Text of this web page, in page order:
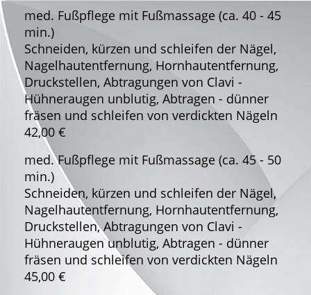
med. Fußpflege mit Fußmassage (ca. 40 - 45
min.)
Schneiden, kürzen und schleifen der Nägel,
Nagelhautentfernung, Hornhautentfernung,
Druckstellen, Abtragungen von Clavi -
Hühneraugen unblutig, Abtragen - dünner
fräsen und schleifen von verdickten Nägeln
42,00 €
med. Fußpflege mit Fußmassage (ca. 45 - 50
min.)
Schneiden, kürzen und schleifen der Nägel,
Nagelhautentfernung, Hornhautentfernung,
Druckstellen, Abtragungen von Clavi -
Hühneraugen unblutig, Abtragen - dünner
fräsen und schleifen von verdickten Nägeln
45,00 €